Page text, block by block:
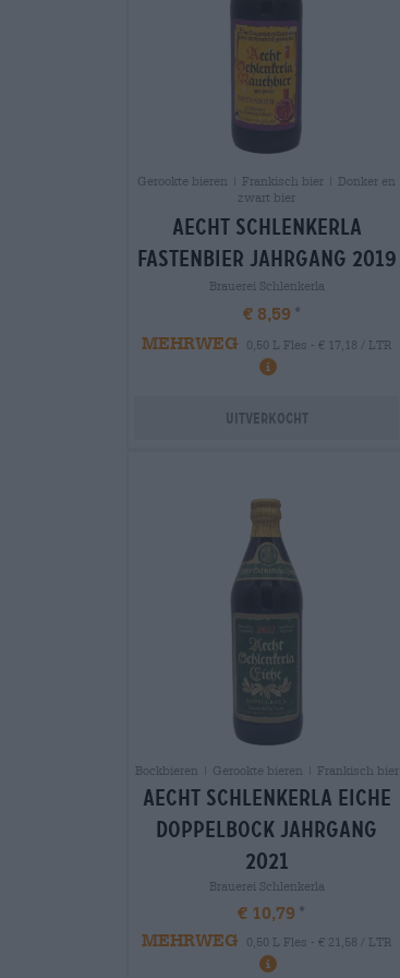
Gerookte bieren | Frankisch bier | Donker en
zwart bier
aecht schlenkerla
fastenbier jahrgang 2019
Brauerei Schlenkerla
€ 8,59
MEHRWEG
0,50 L Fles - € 17,18 / LTR
Uitverkocht
Bockbieren | Gerookte bieren | Frankisch bier
aecht schlenkerla eiche
doppelbock jahrgang
2021
Brauerei Schlenkerla
€ 10,79
MEHRWEG
0,50 L Fles - € 21,58 / LTR